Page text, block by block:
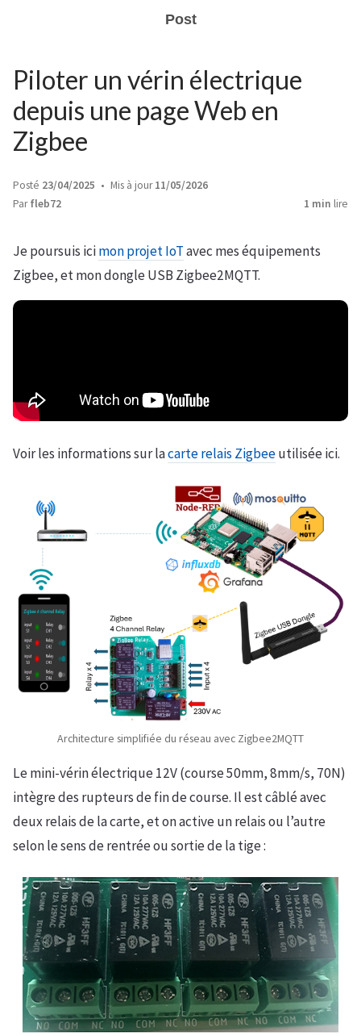
Post
Piloter un vérin électrique
depuis une page Web en
Zigbee
Posté 23/04/2025 Mis à jour11/05/2026
Parfleb72 1 min lire
Je poursuis icimon projet IoTavec mes équipements
Zigbee, et mon dongle USB Zigbee2MQTT.
Voir les informations sur lacarte relais Zigbeeutilisée ici.
Architecture simplifiée du réseau avec Zigbee2MQTT
Le mini-vérin électrique 12V (course 50mm, 8mm/s, 70N)
intègre des rupteurs de fin de course. Il est câblé avec
deux relais de la carte, et on active un relais ou l’autre
selon le sens de rentrée ou sortie de la tige :